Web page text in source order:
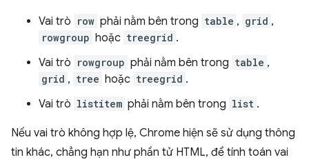
Vai trò row phải nằm bên trong table , grid ,
rowgroup hoặc treegrid .
Vai trò rowgroup phải nằm bên trong table ,
grid , tree hoặc treegrid .
Vai trò listitem phải nằm bên trong list .
Nếu vai trò không hợp lệ, Chrome hiện sẽ sử dụng thông
tin khác, chẳng hạn như phần tử HTML, để tính toán vai